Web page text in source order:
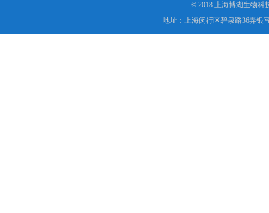
© 2018 上海博湖生物科
地址：上海闵行区碧泉路36弄银